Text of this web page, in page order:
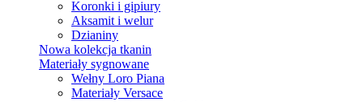
Koronki i gipiury
Aksamit i welur
Dzianiny
Nowa kolekcja tkanin
Materiały sygnowane
Wełny Loro Piana
Materiały Versace